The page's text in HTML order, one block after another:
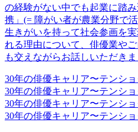
の経験がない中でも起業に踏
携」(= 障がい者が農業分野で
生きがいを持って社会参画を
れる理由について、俳優業や
も交えながらお話しいただきま
30年の俳優キャリア〜テンシ
30年の俳優キャリア〜テンシ
30年の俳優キャリア〜テンシ
30年の俳優キャリア〜テンシ